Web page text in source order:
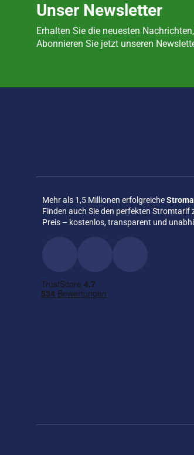
Unser Newsletter
Erhalten Sie die neuesten
Abonnieren Sie jetzt unseren
Mehr als 1,5 Millionen erfolgreiche
Finden auch Sie den perfekten Stromtarif
Preis – kostenlos, transparent und